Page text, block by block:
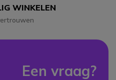
WINKELEN
Een vraag?